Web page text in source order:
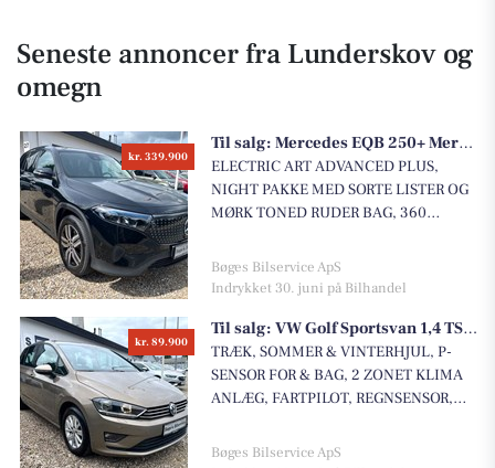
Seneste annoncer fra Lunderskov og
omegn
kr. 339.900
Til salg: Mercedes EQB 250+ Mercedes EQB250+ Electric Art
ELECTRIC ART ADVANCED PLUS,
NIGHT PAKKE MED SORTE LISTER OG
MØRK TONED RUDER BAG, 360
ADGANG / START, BAGKLAP MED FOD
OPLUK, ADVANCED LYDANLÆG,
LANE ASSIST, BLINDVINKEL
ASSISTENT, LED HIGH PERFORMANCE
FORLYGTER, FJERNLYS ASSISTENT,
TRÅDLØS MOBIL LADNING, TRÅDLØS
BAKKAMERA, P-SENSOR FOR OG BAG,
Bøges Bilservice ApS
Indrykket 30. juni på Bilhandel
kr. 89.900
Til salg: VW Golf Sportsvan 1,4 TSi 125 Comfortline BMT
TRÆK, SOMMER & VINTERHJUL, P-
SENSOR FOR & BAG, 2 ZONET KLIMA
ANLÆG, FARTPILOT, REGNSENSOR,
dobbelt bagagerumsbund, læderrat,
Bøges Bilservice ApS